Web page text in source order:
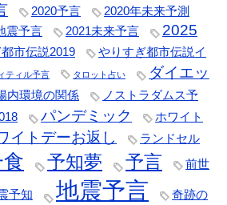
2020予言 2020年未来予測
震予言 2021未来予言
2025
市伝説2019
やりすぎ都市伝説イ
ティル予言 タロット占い
ダイエッ
内環境の関係
ノストラダムス予
パンデミック
ホワイト
イトデーお返し
ランドセル
予知夢 予言 前世
予知 地震予言
奇跡の